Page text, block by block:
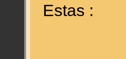
Estas :